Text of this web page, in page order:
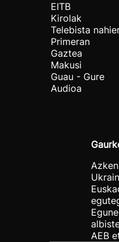
EITB
Kirolak
Telebista
Primeran
Gaztea
Makusi
Guau - Gure
Audioa
AEB